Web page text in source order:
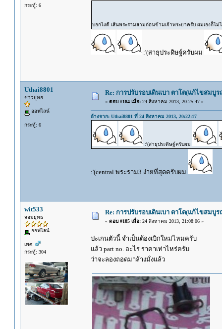
กระทู้: 6
บอกไงดี เส้นพระรามสามก่อนข้ามเจ้าพระยาครับ ผมเองก็ไ
:'(สาธุประดิษฐ์ครับผม
Uthai8801
ชาวยุทธ
ออฟไลน์
กระทู้: 6
Re: การปรับรอบเดินเบา ตาโต(แก้ไขสมบู
« ตอบ #184 เมื่อ:24 สิงหาคม 2013, 20:25:47 »
อ้างจาก: Uthai8801 ที่ 24 สิงหาคม 2013, 20:22:17
:'(สาธุประดิษฐ์ครับผม
:'(central พระราม3 ง่ายที่สุดครับผม
wit533
จอมยุทธ
ออฟไลน์
เพศ:
กระทู้: 304
Re: การปรับรอบเดินเบา ตาโต(แก้ไขสมบู
« ตอบ #185 เมื่อ:24 สิงหาคม 2013, 21:08:06 »
ปะเกนตัวนี้ จำเป็นต้องเบิกใหม่ไหมครับ
แล้ว part no. อะไร ราคาเท่าไหร่ครับ
ว่าจะลองถอดมาล้างมั่งแล้ว